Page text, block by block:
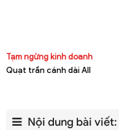
Tạm ngừng kinh doanh
Quạt trần cánh dài All
Nội dung bài viết: